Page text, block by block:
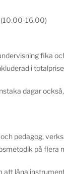
(10.00-16.00)
fika
i
dagar
pedagog,
på flera
att låna